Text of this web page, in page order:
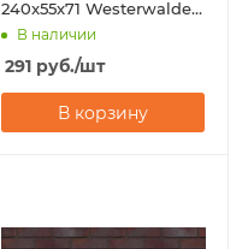
240x55x71 Westerwalder
Klinker
В наличии
291руб./шт
В корзину